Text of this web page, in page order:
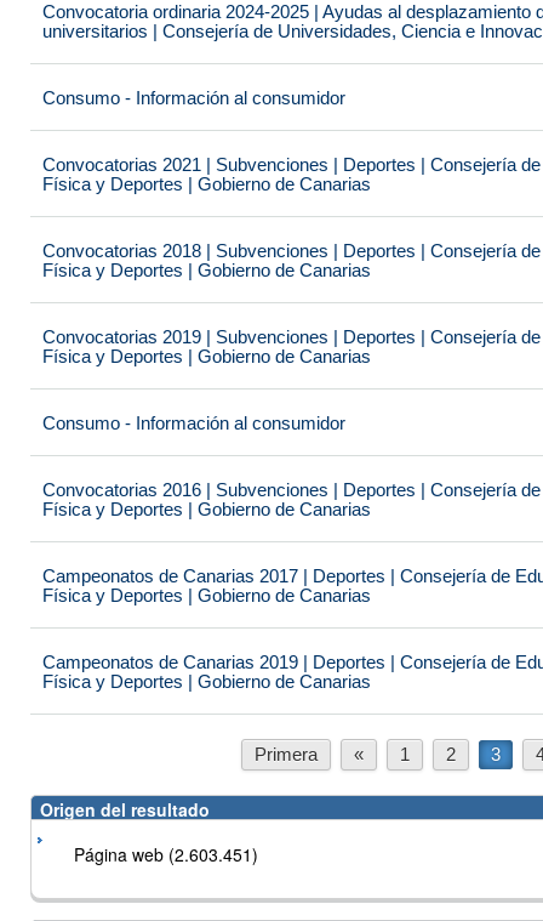
Convocatoria ordinaria 2024-2025 | Ayudas al desplazamiento
universitarios | Consejería de Universidades, Ciencia e
Consumo - Información al consumidor
Convocatorias 2021 | Subvenciones | Deportes | Consejería
Física y Deportes | Gobierno de Canarias
Convocatorias 2018 | Subvenciones | Deportes | Consejería
Física y Deportes | Gobierno de Canarias
Convocatorias 2019 | Subvenciones | Deportes | Consejería
Física y Deportes | Gobierno de Canarias
Consumo - Información al consumidor
Convocatorias 2016 | Subvenciones | Deportes | Consejería
Física y Deportes | Gobierno de Canarias
Campeonatos de Canarias 2017 | Deportes | Consejería de
Física y Deportes | Gobierno de Canarias
Campeonatos de Canarias 2019 | Deportes | Consejería de
Física y Deportes | Gobierno de Canarias
Primera « 1 2 3
Origen del resultado
Página web (2.603.451)